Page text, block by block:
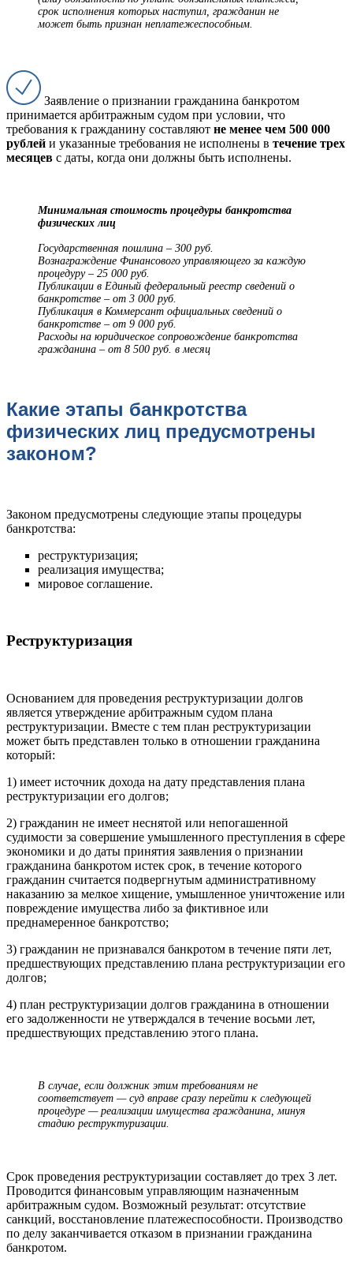
срок исполнения которых наступил, гражданин не
может быть признан неплатежеспособным.
Заявление о признании гражданина банкротом
принимается арбитражным судом при условии, что
требования к гражданину составляют не менее чем 500 000
рублей и указанные требования не исполнены в течение трех
месяцев с даты, когда они должны быть исполнены.
Минимальная стоимость процедуры банкротства
физических лиц
Государственная пошлина – 300 руб.
Вознаграждение Финансового управляющего за каждую
процедуру – 25 000 руб.
Публикации в Единый федеральный реестр сведений о
банкротстве – от 3 000 руб.
Публикация в Коммерсант официальных сведений о
банкротстве – от 9 000 руб.
Расходы на юридическое сопровождение банкротства
гражданина – от 8 500 руб. в месяц
Какие этапы банкротства
физических лиц предусмотрены
законом?
Законом предусмотрены следующие этапы процедуры
банкротства:
реструктуризация;
реализация имущества;
мировое соглашение.
Реструктуризация
Основанием для проведения реструктуризации долгов
является утверждение арбитражным судом плана
реструктуризации. Вместе с тем план реструктуризации
может быть представлен только в отношении гражданина
который:
1) имеет источник дохода на дату представления плана
реструктуризации его долгов;
2) гражданин не имеет неснятой или непогашенной
судимости за совершение умышленного преступления в сфере
экономики и до даты принятия заявления о признании
гражданина банкротом истек срок, в течение которого
гражданин считается подвергнутым административному
наказанию за мелкое хищение, умышленное уничтожение или
повреждение имущества либо за фиктивное или
преднамеренное банкротство;
3) гражданин не признавался банкротом в течение пяти лет,
предшествующих представлению плана реструктуризации его
долгов;
4) план реструктуризации долгов гражданина в отношении
его задолженности не утверждался в течение восьми лет,
предшествующих представлению этого плана.
В случае, если должник этим требованиям не
соответствует — суд вправе сразу перейти к следующей
процедуре — реализации имущества гражданина, минуя
стадию реструктуризации.
Срок проведения реструктуризации составляет до трех 3 лет.
Проводится финансовым управляющим назначенным
арбитражным судом. Возможный результат: отсутствие
санкций, восстановление платежеспособности. Производство
по делу заканчивается отказом в признании гражданина
банкротом.